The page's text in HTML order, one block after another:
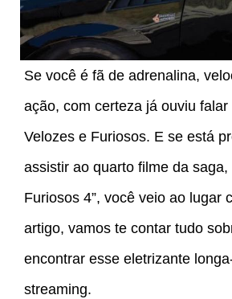
Se você é fã de adrenalina,
ação, com certeza já ouviu
Velozes e Furiosos. E se está
assistir ao quarto filme da saga,
Furiosos 4”, você veio ao lugar
artigo, vamos te contar tudo
encontrar esse eletrizante
streaming.